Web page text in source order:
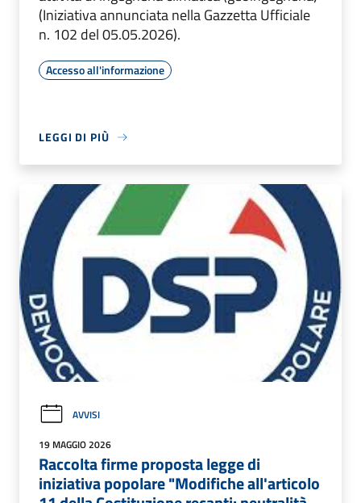
(Iniziativa annunciata nella Gazzetta Ufficiale
n. 102 del 05.05.2026).
Accesso all'informazione
LEGGI DI PIÙ
AVVISI
19 MAGGIO 2026
Raccolta firme proposta legge di
iniziativa popolare "Modifiche all'articolo